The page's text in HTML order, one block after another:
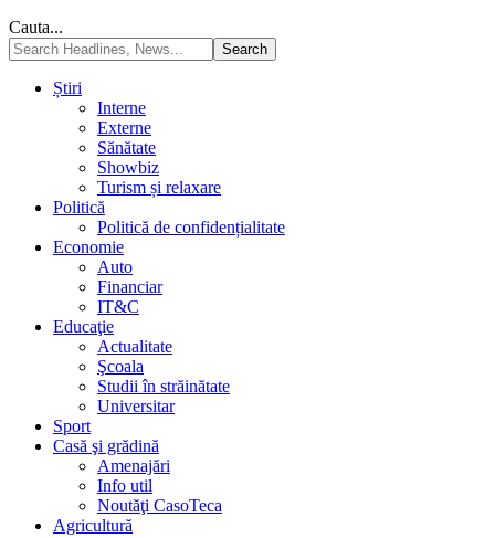
Cauta...
Știri
Interne
Externe
Sănătate
Showbiz
Turism și relaxare
Politică
Politică de confidențialitate
Economie
Auto
Financiar
IT&C
Educaţie
Actualitate
Şcoala
Studii în străinătate
Universitar
Sport
Casă şi grădină
Amenajări
Info util
Noutăţi CasoTeca
Agricultură